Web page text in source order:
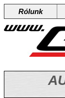
Rólunk